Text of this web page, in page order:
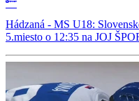
Hádzaná - MS U18:
5.miesto o 12:35 na JOJ